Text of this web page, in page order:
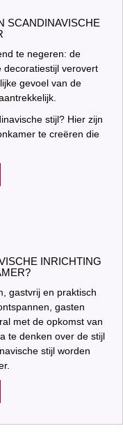
SCANDINAVISCHE
te negeren: de
decoratiestijl verovert
gevoel van de
stijl? Hier zijn
te creëren die
INRICHTING
gastvrij en praktisch
gasten
met de opkomst van
te denken over de stijl
stijl worden